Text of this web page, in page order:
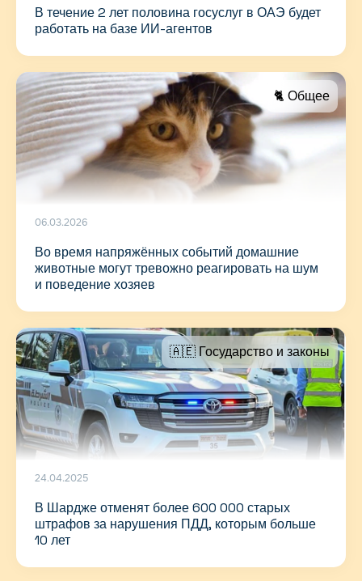
В течение 2 лет половина госуслуг в ОАЭ будет
работать на базе ИИ-агентов
🐈 Общее
06.03.2026
Во время напряжённых событий домашние
животные могут тревожно реагировать на шум
и поведение хозяев
🇦🇪 Государство и законы
24.04.2025
В Шардже отменят более 600 000 старых
штрафов за нарушения ПДД, которым больше
10 лет